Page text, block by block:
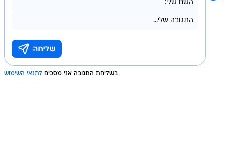
בשליחת התגובה אני מסכים לתנאי השימוש